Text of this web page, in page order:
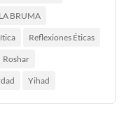
BRUMA
Reflexiones Éticas
Roshar
Yihad